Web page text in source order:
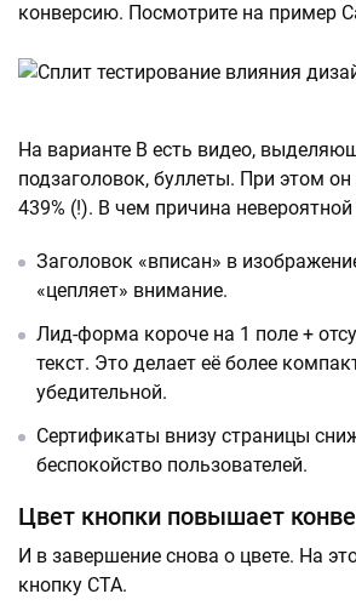
конверсию. Посмотрите на пример
На варианте В есть видео,
подзаголовок, буллеты. При этом
439% (!). В чем причина
Заголовок «вписан» в
«цепляет» внимание.
Лид-форма короче на 1 поле +
текст. Это делает её более
убедительной.
Сертификаты внизу страницы
беспокойство пользователей.
Цвет кнопки повышает
И в завершение снова о цвете. На
кнопку CTA.